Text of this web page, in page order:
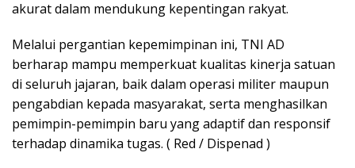
akurat dalam mendukung kepentingan rakyat.
Melalui pergantian kepemimpinan ini, TNI AD
berharap mampu memperkuat kualitas kinerja satuan
di seluruh jajaran, baik dalam operasi militer maupun
pengabdian kepada masyarakat, serta menghasilkan
pemimpin-pemimpin baru yang adaptif dan responsif
terhadap dinamika tugas. ( Red / Dispenad )